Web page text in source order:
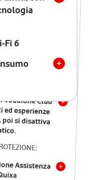
Fi 6
con Wi-Fi 7
illimitate verso
e mobili
Vodafone Club
ed esperienze
poi si disattiva
Assistenza